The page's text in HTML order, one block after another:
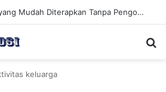
Gaya Hidup Sehat yang Mudah Diterapkan Tanpa Pengorbanan Ekstrem dan Konsisten
keluarga